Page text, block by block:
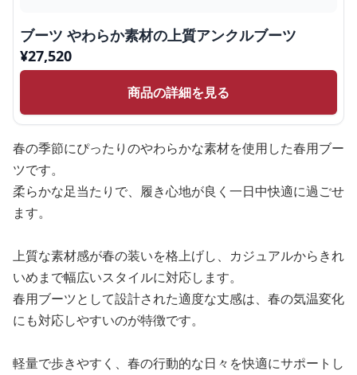
ブーツ やわらか素材の上質アンクルブーツ
¥27,520
商品の詳細を見る
春の季節にぴったりのやわらかな素材を使用した春用ブー
ツです。
柔らかな足当たりで、履き心地が良く一日中快適に過ごせ
ます。
上質な素材感が春の装いを格上げし、カジュアルからきれ
いめまで幅広いスタイルに対応します。
春用ブーツとして設計された適度な丈感は、春の気温変化
にも対応しやすいのが特徴です。
軽量で歩きやすく、春の行動的な日々を快適にサポートし